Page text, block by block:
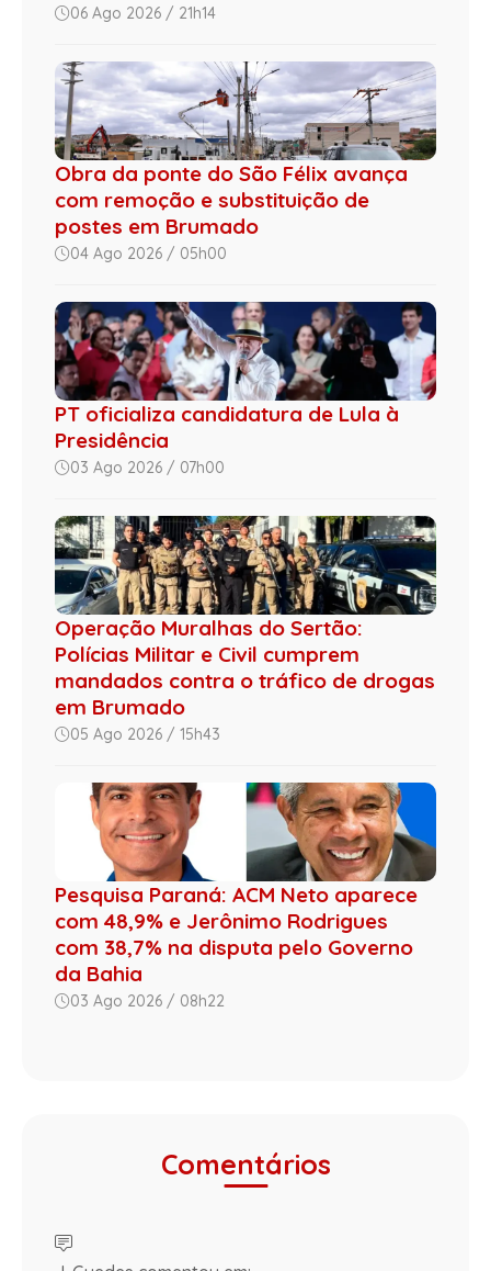
06 Ago 2026 / 21h14
Obra da ponte do São Félix avança
com remoção e substituição de
postes em Brumado
04 Ago 2026 / 05h00
PT oficializa candidatura de Lula à
Presidência
03 Ago 2026 / 07h00
Operação Muralhas do Sertão:
Polícias Militar e Civil cumprem
mandados contra o tráfico de drogas
em Brumado
05 Ago 2026 / 15h43
Pesquisa Paraná: ACM Neto aparece
com 48,9% e Jerônimo Rodrigues
com 38,7% na disputa pelo Governo
da Bahia
03 Ago 2026 / 08h22
Comentários